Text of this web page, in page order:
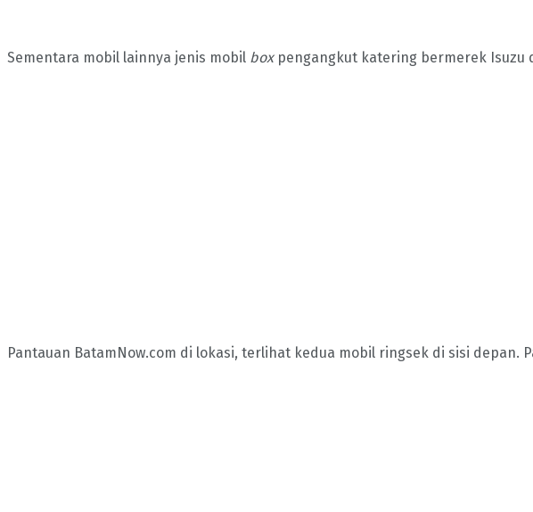
Sementara mobil lainnya jenis mobil boxpengangkut katering bermerek Isuzu
Pantauan BatamNow.com di lokasi, terlihat kedua mobil ringsek di sisi